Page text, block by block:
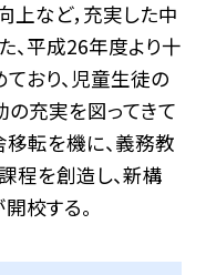
上など，充実した中
平成26年度より十
おり、児童生徒の
充実を図ってきて
移転を機に、義務教
程を創造し、新構
校する。